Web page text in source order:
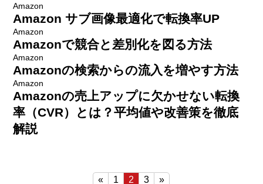
Amazon
Amazon サブ画像最適化で転換率UP
Amazon
Amazonで競合と差別化を図る方法
Amazon
Amazonの検索からの流入を増やす方法
Amazon
Amazonの売上アップに欠かせない転換
率（CVR）とは？平均値や改善策を徹底
解説
« 1 2 3 »